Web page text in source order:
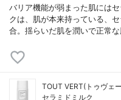
バリア機能が弱まった肌には
クは、肌が本来持っている、
合。揺らいだ肌を潤いで正常
TOUT VERT(トゥヴェ
セラミドミルク